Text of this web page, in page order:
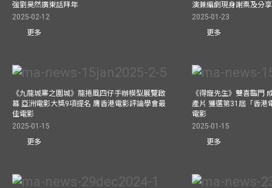
強劉昊然廣東話拜年
2025-02-12
更多
演兼編劇現身謝票及分
2025-01-23
更多
《九龍城寨之圍城》龍捲風四仔手辦模型展覽啟
幕 亞洲電影大獎9項提名 膺香港電影評論學會最
佳電影
2025-01-15
更多
《得寵先生》雙喜臨門
產片 獲選第31屆「香港
電影
2025-01-15
更多